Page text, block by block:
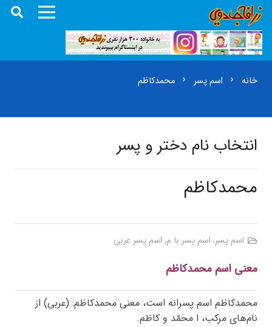
خانه chevron_right اسم پسر chevron_right محمدکاظم
انتخاب نام دختر و پسر
محمدکاظم
اسم پسر, اسم پسر با م, اسم پسر عربی
معنی اسم محمدکاظم
محمدکاظم اسم پسرانه است، معنی محمدکاظم: (عربی) از
نام‌های مرکب، ا محمّد و کاظم.